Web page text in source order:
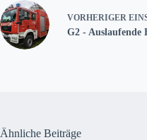
VORHERIGER
G2 - Auslaufende
Ähnliche Beiträge